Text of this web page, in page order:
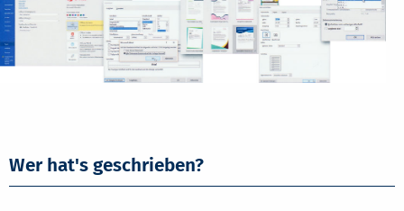
Wer hat's geschrieben?